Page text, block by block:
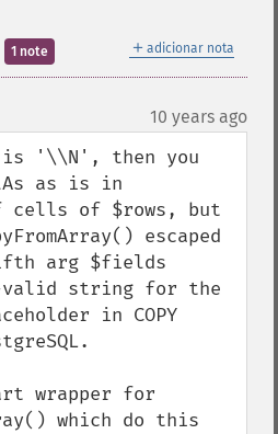
＋ adicionar nota
1 note
10 years ago
'\\N', then you
as is in
cells of $rows, but
escaped
arg $fields
valid string for the
in COPY
wrapper for
which do this